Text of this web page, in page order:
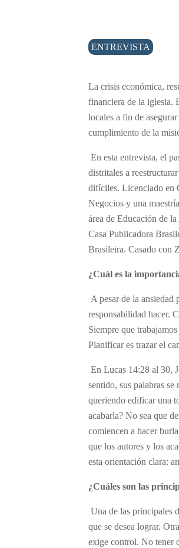
ENTREVISTA
La crisis económica,
financiera de la iglesia.
locales a fin de
cumplimiento de la
En esta entrevista, el
distritales a
difíciles. Licenciado en
Negocios y una
área de Educación de
Casa Publicadora
Brasileira. Casado con
¿Cuál es la
A pesar de la
responsabilidad hacer.
Siempre que
Planificar es trazar el
En Lucas 14:28 al 30,
sentido, sus palabras
queriendo edificar una
acabarla? No sea que
comiencen a hacer
que los autores y los
esta orientación clara:
¿Cuáles son las
Una de las principales
que se desea lograr.
exige control. No tener